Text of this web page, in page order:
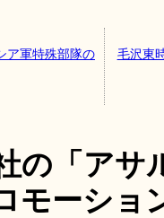
ア軍特殊部隊の
毛沢東
の「アサ
モーショ